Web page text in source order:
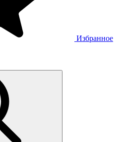
Избранное